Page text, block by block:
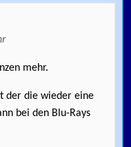
mehr.
der die wieder eine
bei den Blu-Rays